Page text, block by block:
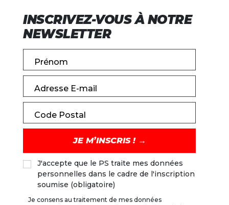
INSCRIVEZ-VOUS À NOTRE
NEWSLETTER
Prénom
Adresse E-mail
Code Postal
J'accepte que le PS traite mes données
personnelles dans le cadre de l'inscription
soumise (obligatoire)
Je consens au traitement de mes données